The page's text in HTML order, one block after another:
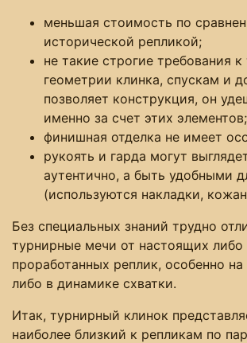
меньшая стоимость по
исторической репликой;
не такие строгие требования к
геометрии клинка, спускам и
позволяет конструкция, он
именно за счет этих элементов;
финишная отделка не имеет
рукоять и гарда могут
аутентично, а быть удобными
(используются накладки,
Без специальных знаний трудно
турнирные мечи от настоящих либо
проработанных реплик, особенно на
либо в динамике схватки.
Итак, турнирный клинок
наиболее близкий к репликам по